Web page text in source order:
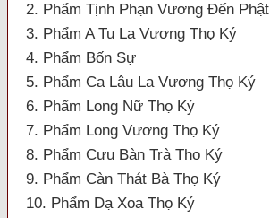
2. Phẩm Tịnh Phạn Vương Đến Phật
3. Phẩm A Tu La Vương Thọ Ký
4. Phẩm Bốn Sự
5. Phẩm Ca Lâu La Vương Thọ Ký
6. Phẩm Long Nữ Thọ Ký
7. Phẩm Long Vương Thọ Ký
8. Phẩm Cưu Bàn Trà Thọ Ký
9. Phẩm Càn Thát Bà Thọ Ký
10. Phẩm Dạ Xoa Thọ Ký